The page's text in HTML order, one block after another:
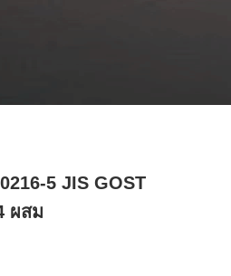
5 JIS GOST
ผสม